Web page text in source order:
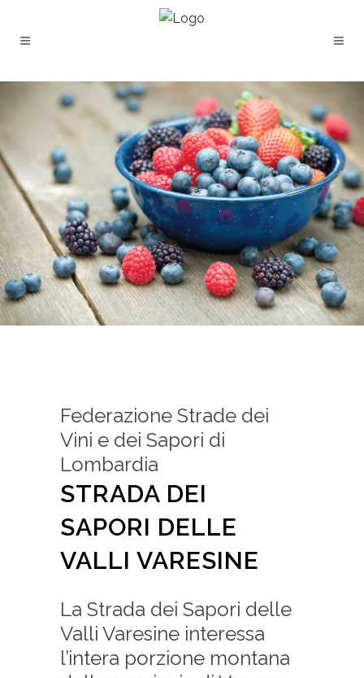
Federazione Strade dei
Vini e dei Sapori di
Lombardia
STRADA DEI
SAPORI DELLE
VALLI VARESINE
La Strada dei Sapori delle
Valli Varesine interessa
l’intera porzione montana